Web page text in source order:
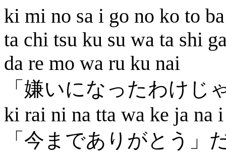
ki mi no sa i go no ko to
ta chi tsu ku su wa ta shi
da re mo wa ru ku nai
「嫌いになったわけじ
ki rai ni na tta wa ke ja na i
「今までありがとう」